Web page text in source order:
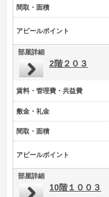
間取・面積
アピールポイント
部屋詳細
2階２０３
賃料・管理費・共益費
敷金・礼金
間取・面積
アピールポイント
部屋詳細
10階１００３